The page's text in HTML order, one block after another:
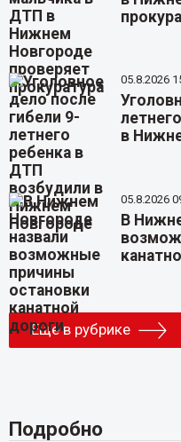
05.8.2026
в
05.8.2026
В
Еще в рубрике
Подробно